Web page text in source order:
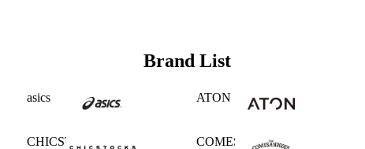
Brand List
asics ATON
CHICSTOCKS COMESANDGOES